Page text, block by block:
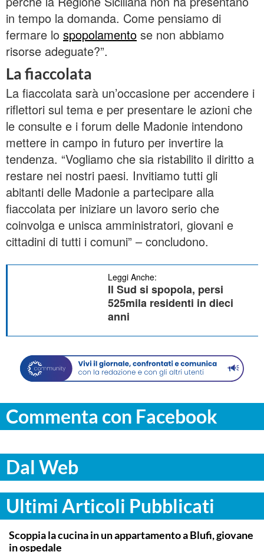
in tempo la domanda. Come pensiamo di
fermare lo spopolamento se non abbiamo
risorse adeguate?”.
La fiaccolata
La fiaccolata sarà un’occasione per accendere i
riflettori sul tema e per presentare le azioni che
le consulte e i forum delle Madonie intendono
mettere in campo in futuro per invertire la
tendenza. “Vogliamo che sia ristabilito il diritto a
restare nei nostri paesi. Invitiamo tutti gli
abitanti delle Madonie a partecipare alla
fiaccolata per iniziare un lavoro serio che
coinvolga e unisca amministratori, giovani e
cittadini di tutti i comuni” – concludono.
Leggi Anche:
Il Sud si spopola, persi
525mila residenti in dieci
anni
Commenta con Facebook
Dal Web
Ultimi Articoli Pubblicati
PALERMO
Scoppia la cucina in un appartamento a Blufi, giovane
in ospedale